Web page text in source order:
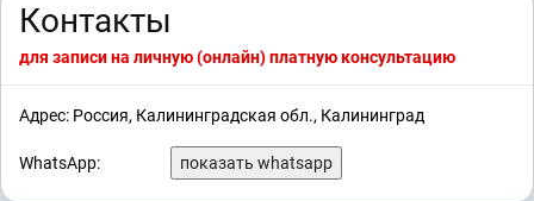
Контакты
для записи на личную (онлайн) платную консультацию
Адрес: Россия, Калининградская обл., Калининград
WhatsApp: показать whatsapp